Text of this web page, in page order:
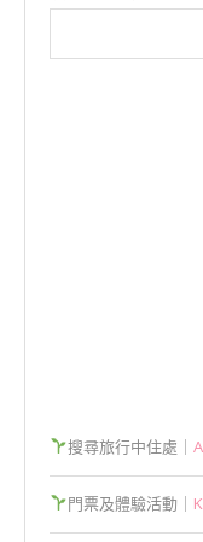
搜尋旅行中住處｜
門票及體驗活動｜